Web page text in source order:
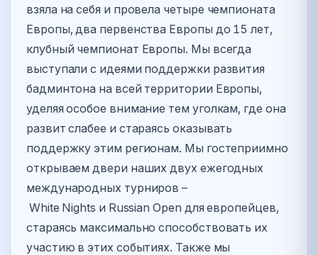
взяла на себя и провела четыре чемпионата
Европы, два первенства Европы до 15 лет,
клубный чемпионат Европы. Мы всегда
выступали с идеями поддержки развития
бадминтона на всей территории Европы,
уделяя особое внимание тем уголкам, где она
развит слабее и стараясь оказывать
поддержку этим регионам. Мы гостеприимно
открываем двери наших двух ежегодных
международных турниров –
White Nights и Russian Open для европейцев,
стараясь максимально способствовать их
участию в этих событиях. Также мы